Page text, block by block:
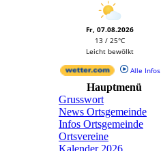
Fr, 07.08.2026
13 / 25°C
Leicht bewölkt
Alle Infos
Hauptmenü
Grusswort
News Ortsgemeinde
Infos Ortsgemeinde
Ortsvereine
Kalender 2026